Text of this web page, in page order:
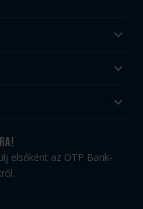
elsőként az OTP Bank-